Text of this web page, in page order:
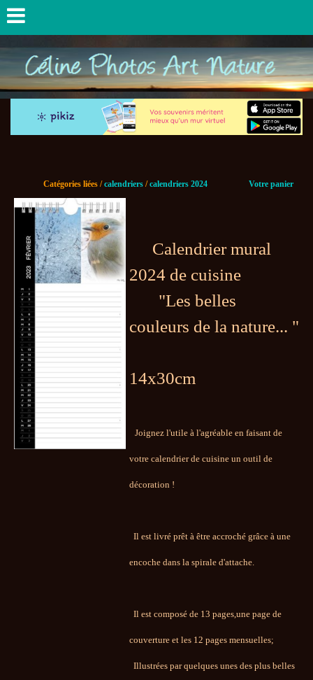
Catégories liées /calendriers/calendriers 2024 Votre panier
Calendrier mural
2024 de cuisine
"Les belles
couleurs de la nature... "
14x30cm
Joignez l'utile à l'agréable en faisant de
votre calendrier de cuisine un outil de
décoration !
Il est livré prêt à être accroché grâce à une
encoche dans la spirale d'attache.
Il est composé de 13 pages,une page de
couverture et les 12 pages mensuelles;
Illustrées par quelques unes des plus belles